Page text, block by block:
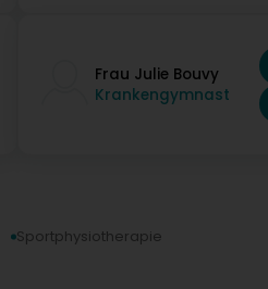
Frau Julie Bouvy
Krankengymnast
Sportphysiotherapie